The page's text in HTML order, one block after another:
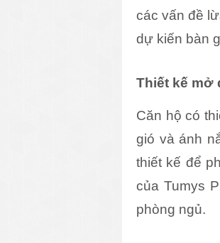
các vấn đề
dự kiến bàn
Thiết kế mở
Căn hộ có
gió và ánh
thiết kế để
của Tumys
phòng ngủ.